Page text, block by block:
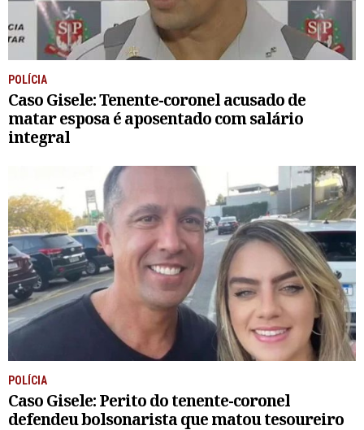
POLÍCIA
Caso Gisele: Tenente-coronel acusado de
matar esposa é aposentado com salário
integral
POLÍCIA
Caso Gisele: Perito do tenente-coronel
defendeu bolsonarista que matou tesoureiro